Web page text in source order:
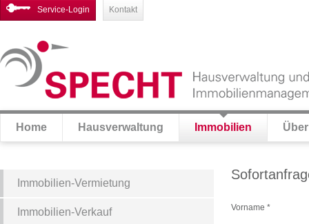
Service-Login Kontakt
Home Hausverwaltung Immobilien
Immobilien-Vermietung
Immobilien-Verkauf Vorname *